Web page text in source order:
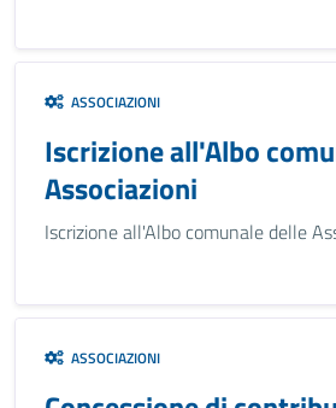
ASSOCIAZIONI
Iscrizione all'Albo
Associazioni
Iscrizione all'Albo comunale delle
ASSOCIAZIONI